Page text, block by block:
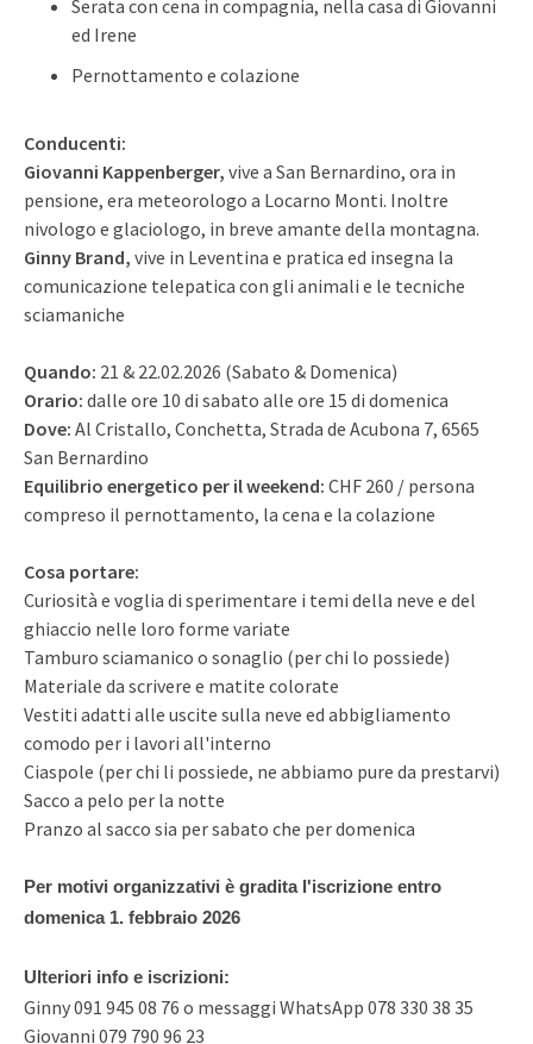
Serata con cena in compagnia, nella casa di Giovanni
ed Irene
Pernottamento e colazione
Conducenti:
Giovanni Kappenberger, vive a San Bernardino, ora in
pensione, era meteorologo a Locarno Monti. Inoltre
nivologo e glaciologo, in breve amante della montagna.
Ginny Brand, vive in Leventina e pratica ed insegna la
comunicazione telepatica con gli animali e le tecniche
sciamaniche
Quando: 21 & 22.02.2026 (Sabato & Domenica)
Orario: dalle ore 10 di sabato alle ore 15 di domenica
Dove: Al Cristallo, Conchetta, Strada de Acubona 7, 6565
San Bernardino
Equilibrio energetico per il weekend: CHF 260 / persona
compreso il pernottamento, la cena e la colazione
Cosa portare:
Curiosità e voglia di sperimentare i temi della neve e del
ghiaccio nelle loro forme variate
Tamburo sciamanico o sonaglio (per chi lo possiede)
Materiale da scrivere e matite colorate
Vestiti adatti alle uscite sulla neve ed abbigliamento
comodo per i lavori all'interno
Ciaspole (per chi li possiede, ne abbiamo pure da prestarvi)
Sacco a pelo per la notte
Pranzo al sacco sia per sabato che per domenica
Per motivi organizzativi è gradita l'iscrizione entro
domenica 1. febbraio 2026
Ulteriori info e iscrizioni:
Ginny 091 945 08 76 o messaggi WhatsApp 078 330 38 35
Giovanni 079 790 96 23